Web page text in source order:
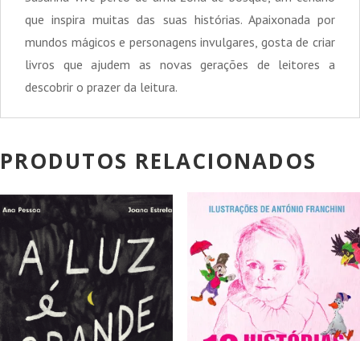
que inspira muitas das suas histórias. Apaixonada por
mundos mágicos e personagens invulgares, gosta de criar
livros que ajudem as novas gerações de leitores a
descobrir o prazer da leitura.
PRODUTOS RELACIONADOS
PROMOÇÃO! PROMOÇÃO!